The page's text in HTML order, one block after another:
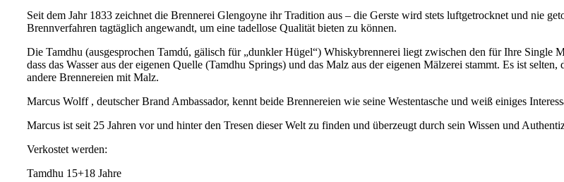
Seit dem Jahr 1833 zeichnet die Brennerei Glengoyne ihr Tradition aus – die Gerste wird stets luftgetrocknet und nie
Brennverfahren tagtäglich angewandt, um eine tadellose Qualität bieten zu können.
Die Tamdhu (ausgesprochen Tamdú, gälisch für „dunkler Hügel“) Whiskybrennerei liegt zwischen den für Ihre Single
dass das Wasser aus der eigenen Quelle (Tamdhu Springs) und das Malz aus der eigenen Mälzerei stammt. Es ist
andere Brennereien mit Malz.
Marcus Wolff , deutscher Brand Ambassador, kennt beide Brennereien wie seine Westentasche und weiß einiges
Marcus ist seit 25 Jahren vor und hinter den Tresen dieser Welt zu finden und überzeugt durch sein Wissen und
Verkostet werden:
Tamdhu 15+18 Jahre